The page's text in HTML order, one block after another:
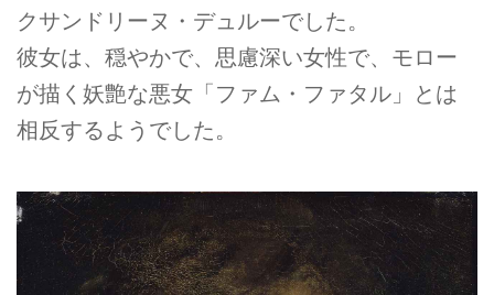
クサンドリーヌ・デュルーでした。
彼女は、穏やかで、思慮深い女性で、モロー
が描く妖艶な悪女「ファム・ファタル」とは
相反するようでした。